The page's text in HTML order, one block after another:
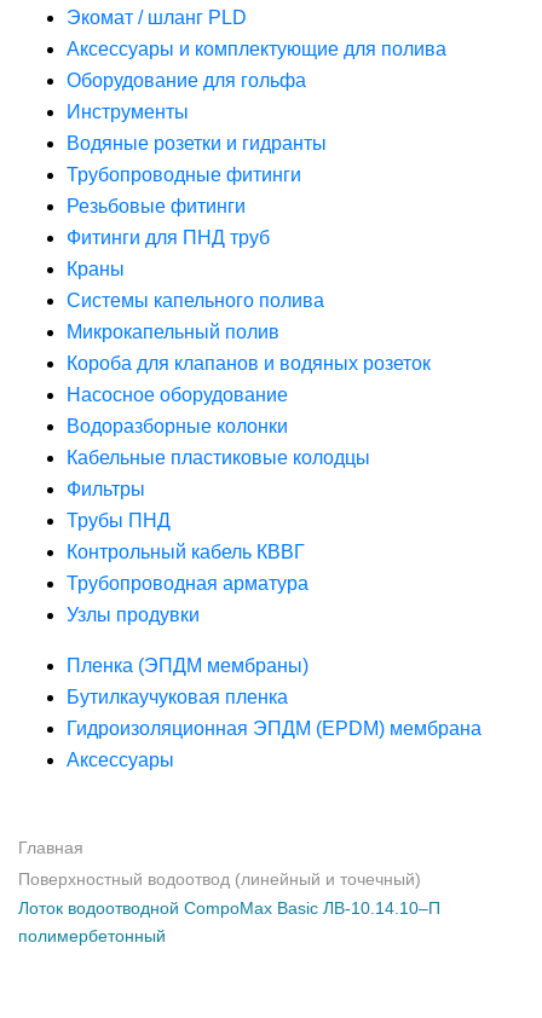
Экомат / шланг PLD
Аксессуары и комплектующие для полива
Оборудование для гольфа
Инструменты
Водяные розетки и гидранты
Трубопроводные фитинги
Резьбовые фитинги
Фитинги для ПНД труб
Краны
Системы капельного полива
Микрокапельный полив
Короба для клапанов и водяных розеток
Насосное оборудование
Водоразборные колонки
Кабельные пластиковые колодцы
Фильтры
Трубы ПНД
Контрольный кабель КВВГ
Трубопроводная арматура
Узлы продувки
Пленка (ЭПДМ мембраны)
Бутилкаучуковая пленка
Гидроизоляционная ЭПДМ (EPDM) мембрана
Аксессуары
Главная
Поверхностный водоотвод (линейный и точечный)
Лоток водоотводной CompoMax Basic ЛВ-10.14.10–П
полимербетонный